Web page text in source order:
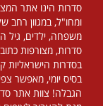
סדרות הינו אתר
ומחו"ל, במגוון רחב
משפחה, ילדים, גיל
סדרות, מצורפות
בסדרות הישראליות
בסיס יומי, מאפשר
הגבלה! צוות אתר